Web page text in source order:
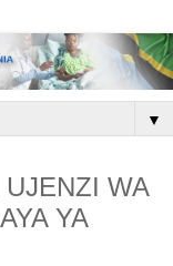
▼
WA
YA